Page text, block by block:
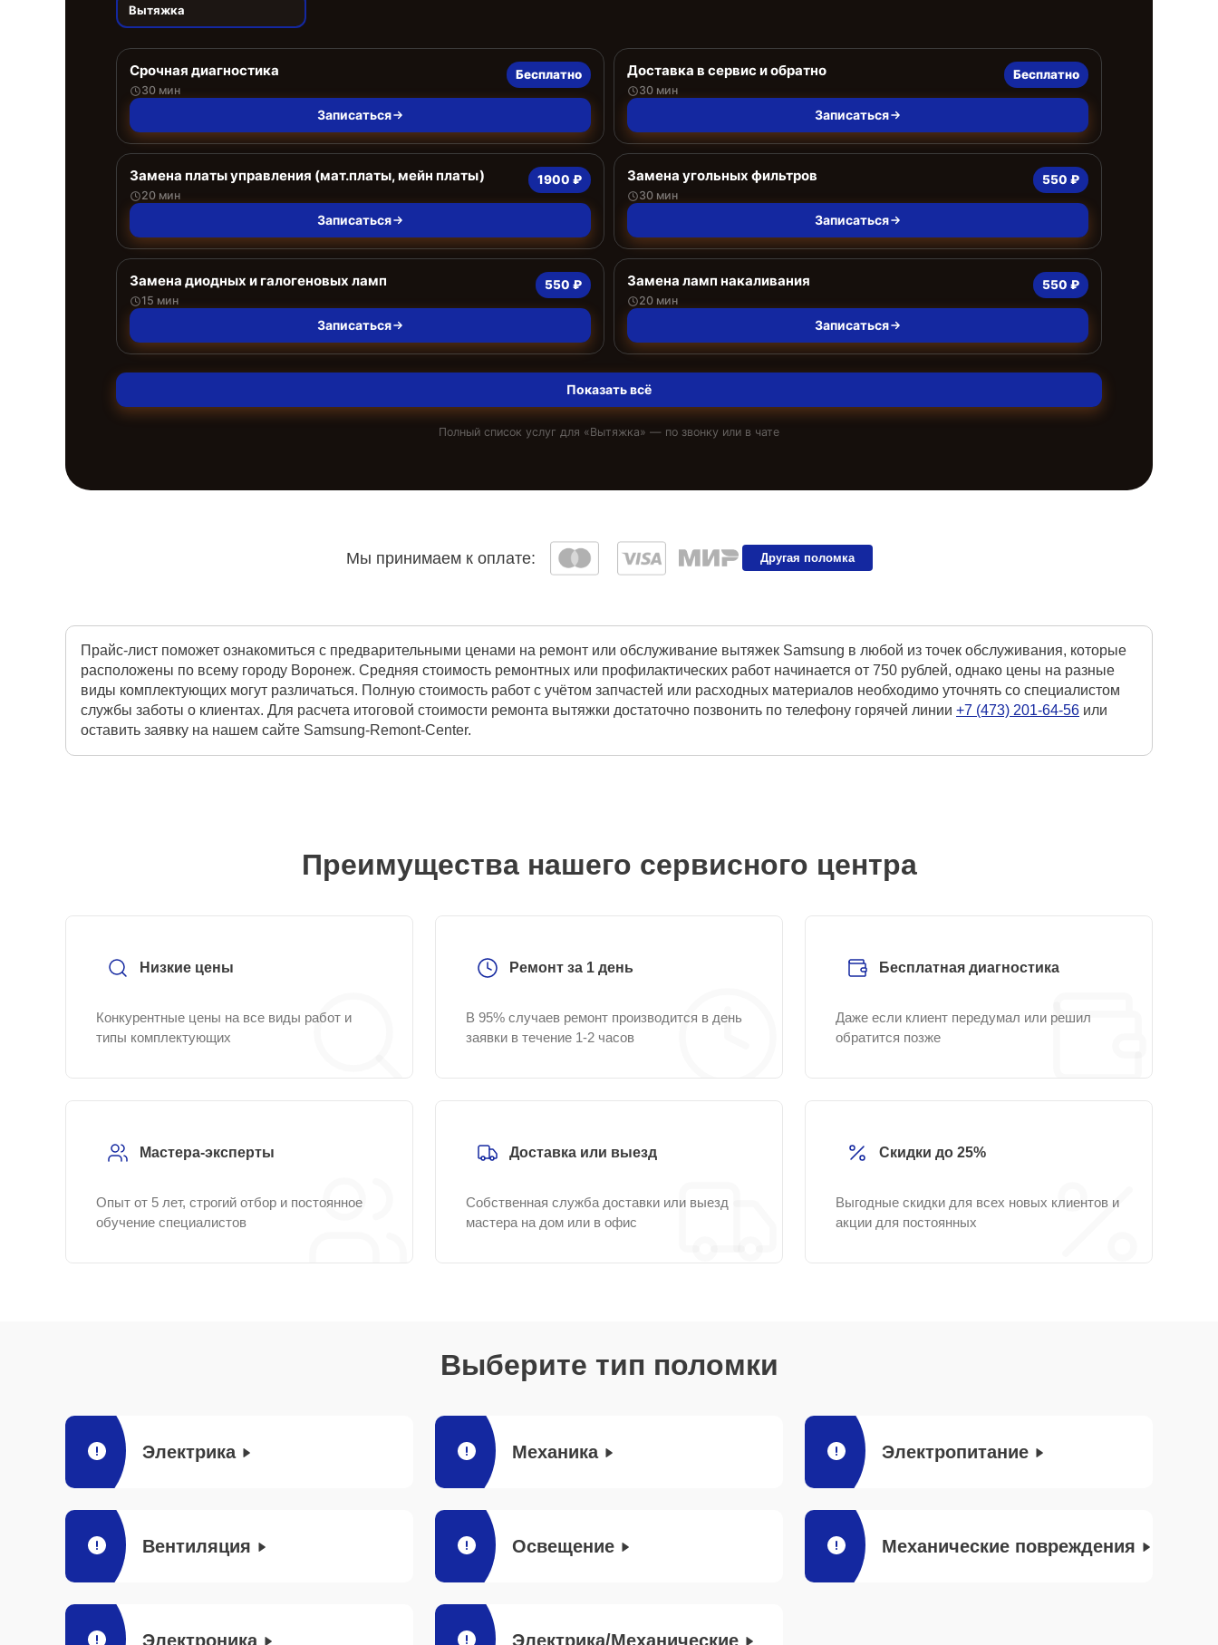
Вытяжка
Срочная диагностика
30 мин
Бесплатно
Записаться
Доставка в сервис и обратно
30 мин
Бесплатно
Записаться
Замена платы управления (мат.платы, мейн платы)
20 мин
1900 ₽
Записаться
Замена угольных фильтров
30 мин
550 ₽
Записаться
Замена диодных и галогеновых ламп
15 мин
550 ₽
Записаться
Замена ламп накаливания
20 мин
550 ₽
Записаться
Показать всё
Полный список услуг для «Вытяжка» — по звонку или в чате
Мы принимаем к оплате: Другая поломка
Прайс-лист поможет ознакомиться с предварительными ценами на ремонт или обслуживание вытяжек Samsung в любой из точек обслуживания, которые
расположены по всему городу Воронеж. Средняя стоимость ремонтных или профилактических работ начинается от 750 рублей, однако цены на разные
виды комплектующих могут различаться. Полную стоимость работ с учётом запчастей или расходных материалов необходимо уточнять со специалистом
службы заботы о клиентах. Для расчета итоговой стоимости ремонта вытяжки достаточно позвонить по телефону горячей линии +7 (473) 201-64-56 или
оставить заявку на нашем сайте Samsung-Remont-Center.
Преимущества нашего сервисного центра
Низкие цены
Конкурентные цены на все виды работ и
типы комплектующих
Ремонт за 1 день
В 95% случаев ремонт производится в день
заявки в течение 1-2 часов
Бесплатная диагностика
Даже если клиент передумал или решил
обратится позже
Мастера-эксперты
Опыт от 5 лет, строгий отбор и постоянное
обучение специалистов
Доставка или выезд
Собственная служба доставки или выезд
мастера на дом или в офис
Скидки до 25%
Выгодные скидки для всех новых клиентов и
акции для постоянных
Выберите тип поломки
Электрика Механика Электропитание
Вентиляция Освещение Механические повреждения
Электроника Электрика/Механические